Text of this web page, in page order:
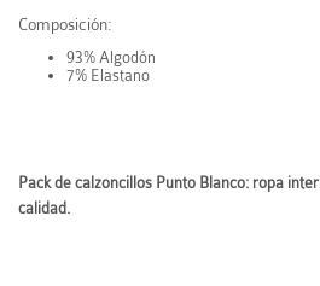
Composición:
93% Algodón
7% Elastano
Pack de calzoncillos Punto Blanco: ropa
calidad.